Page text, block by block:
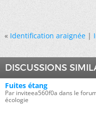
« Identification araignée|
DISCUSSIONS
Fuites étang
Par inviteea560f0a dans le
écologie